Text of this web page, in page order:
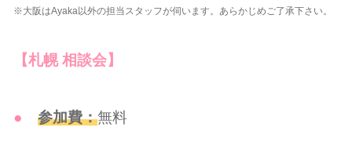
※大阪はAyaka以外の担当スタッフが伺います。あらかじめご了承下さい。
【札幌 相談会】
参加費：無料